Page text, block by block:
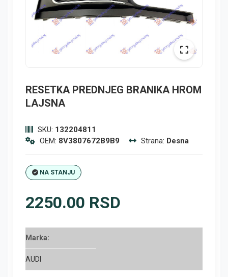
RESETKA PREDNJEG BRANIKA HROM
LAJSNA
SKU: 132204811
OEM: 8V3807672B9B9 Strana: Desna
NA STANJU
2250.00 RSD
Marka:
AUDI